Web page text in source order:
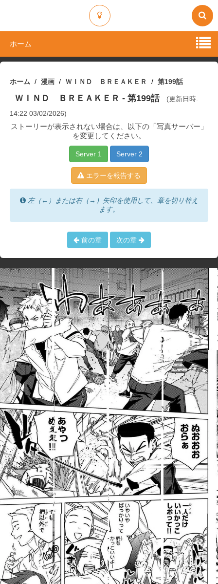
ホーム
ホーム 漫画 ＷＩＮＤ ＢＲＥＡＫＥＲ 第199話
ＷＩＮＤ ＢＲＥＡＫＥＲ - 第199話
(更新日時:
14:22 03/02/2026)
ストーリーが表示されない場合は、以下の「写真サーバー」
を変更してください。
Server 1 Server 2
エラーを報告する
左（←）または右（→）矢印を使用して、章を切り替え
ます。
前の章 次の章